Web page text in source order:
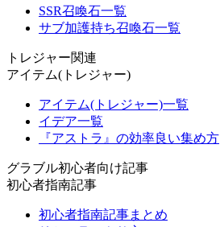
SSR召喚石一覧
サブ加護持ち召喚石一覧
トレジャー関連
アイテム(トレジャー)
アイテム(トレジャー)一覧
イデア一覧
『アストラ』の効率良い集め方
グラブル初心者向け記事
初心者指南記事
初心者指南記事まとめ